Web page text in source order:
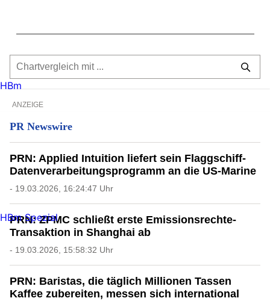
ANZEIGE
PR Newswire
PRN: Applied Intuition liefert sein Flaggschiff-
Datenverarbeitungsprogramm an die US-Marine
- 19.03.2026, 16:24:47 Uhr
PRN: ZPMC schließt erste Emissionsrechte-
Transaktion in Shanghai ab
- 19.03.2026, 15:58:32 Uhr
PRN: Baristas, die täglich Millionen Tassen
Kaffee zubereiten, messen sich international
HBm
HBm Spezial